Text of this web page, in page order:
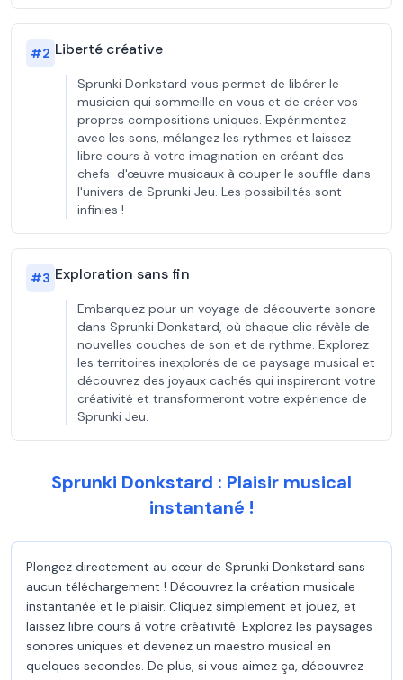
#2 Liberté créative
Sprunki Donkstard vous permet de libérer le
musicien qui sommeille en vous et de créer vos
propres compositions uniques. Expérimentez
avec les sons, mélangez les rythmes et laissez
libre cours à votre imagination en créant des
chefs-d'œuvre musicaux à couper le souffle dans
l'univers de Sprunki Jeu. Les possibilités sont
infinies !
#3 Exploration sans fin
Embarquez pour un voyage de découverte sonore
dans Sprunki Donkstard, où chaque clic révèle de
nouvelles couches de son et de rythme. Explorez
les territoires inexplorés de ce paysage musical et
découvrez des joyaux cachés qui inspireront votre
créativité et transformeront votre expérience de
Sprunki Jeu.
Sprunki Donkstard : Plaisir musical
instantané !
Plongez directement au cœur de Sprunki Donkstard sans
aucun téléchargement ! Découvrez la création musicale
instantanée et le plaisir. Cliquez simplement et jouez, et
laissez libre cours à votre créativité. Explorez les paysages
sonores uniques et devenez un maestro musical en
quelques secondes. De plus, si vous aimez ça, découvrez